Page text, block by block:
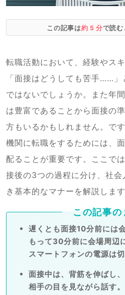
この記事は約 5 分で読む
転職活動において、経験やス
「面接はどうしても苦手……
ではないでしょうか。また年
は豊富であることから面接の
方もいるかもしれません。で
機関に転職をするためには、
配ることが重要です。ここで
接後の3つの過程に分け、社
き基本的なマナーを解説します
この記事の
遅くとも面接10分前には
もって30分前に会場周辺
スマートフォンの電源は切
面接中は、背筋を伸ばし
相手の目を見ながら話す。